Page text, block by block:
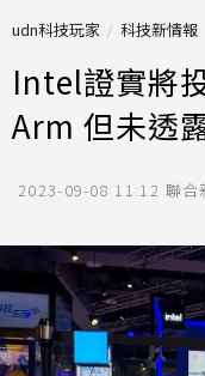
udn科技玩家 科技新情報
Intel證實將
Arm 但未透
2023-09-08 11:12 聯合